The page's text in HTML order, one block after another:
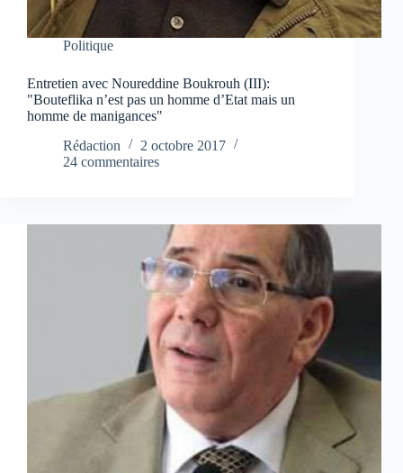
Politique
Entretien avec Noureddine Boukrouh (III):
"Bouteflika n’est pas un homme d’Etat mais un
homme de manigances"
Rédaction
2 octobre 2017
24 commentaires